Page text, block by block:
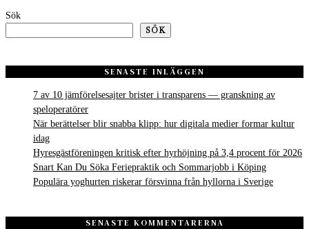
Sök
SÖK
SENASTE INLÄGGEN
7 av 10 jämförelsesajter brister i transparens — granskning av
speloperatörer
När berättelser blir snabba klipp: hur digitala medier formar kultur
idag
Hyresgästföreningen kritisk efter hyrhöjning på 3,4 procent för 2026
Snart Kan Du Söka Feriepraktik och Sommarjobb i Köping
Populära yoghurten riskerar försvinna från hyllorna i Sverige
SENASTE KOMMENTARERNA